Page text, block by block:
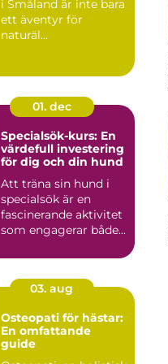
i Småland är inte bara
ett äventyr för
naturäl...
01. dec
Specialsök-kurs: En
värdefull investering
för dig och din hund
Att träna sin hund i
specialsök är en
fascinerande aktivitet
som engagerar både...
03. aug
Osteopati för hästar:
En omfattande
guide